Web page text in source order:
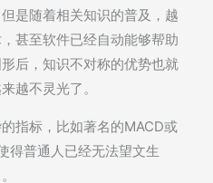
是随着相关知识的普及，越
甚至软件已经自动能够帮助
后，知识不对称的优势也就
越不灵光了。
指标，比如著名的MACD或
得普通人已经无法望文生